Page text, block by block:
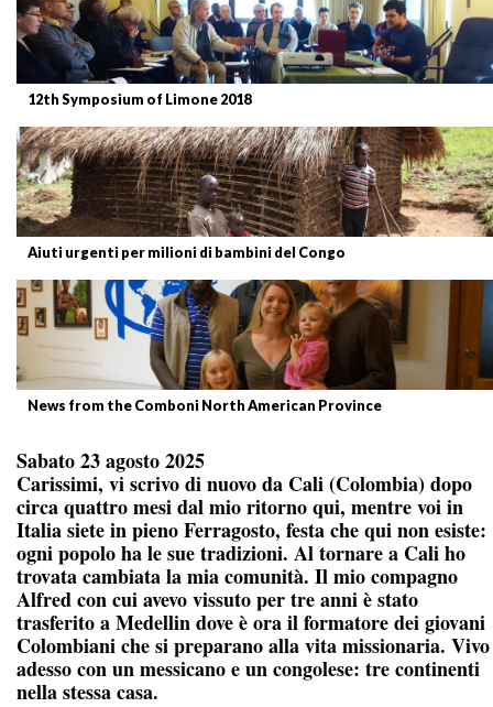
12th Symposium of Limone 2018
Aiuti urgenti per milioni di bambini del Congo
News from the Comboni North American Province
Sabato 23 agosto 2025
Carissimi, vi scrivo di nuovo da Cali (Colombia) dopo
circa quattro mesi dal mio ritorno qui, mentre voi in
Italia siete in pieno Ferragosto, festa che qui non esiste:
ogni popolo ha le sue tradizioni. Al tornare a Cali ho
trovata cambiata la mia comunità. Il mio compagno
Alfred con cui avevo vissuto per tre anni è stato
trasferito a Medellin dove è ora il formatore dei giovani
Colombiani che si preparano alla vita missionaria. Vivo
adesso con un messicano e un congolese: tre continenti
nella stessa casa.